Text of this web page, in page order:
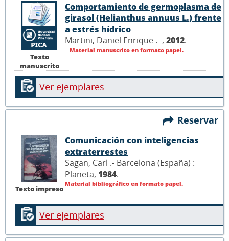
Texto
manuscrito
Comportamiento de germoplasma de
girasol (Helianthus annuus L.) frente
a estrés hídrico
Martini, Daniel Enrique .- , 2012.
Material manuscrito en formato papel.
Ver ejemplares
Reservar
Texto impreso
Comunicación con inteligencias
extraterrestes
Sagan, Carl .- Barcelona (España) :
Planeta, 1984.
Material bibliográfico en formato papel.
Ver ejemplares